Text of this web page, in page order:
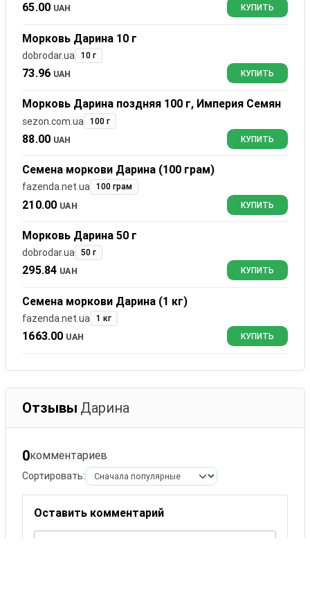
65.00 UAH КУПИТЬ
Морковь Дарина 10 г
dobrodar.ua 10 г
73.96 UAH КУПИТЬ
Морковь Дарина поздняя 100 г, Империя Семян
sezon.com.ua 100 г
88.00 UAH КУПИТЬ
Семена моркови Дарина (100 грам)
fazenda.net.ua 100 грам
210.00 UAH КУПИТЬ
Морковь Дарина 50 г
dobrodar.ua 50 г
295.84 UAH КУПИТЬ
Семена моркови Дарина (1 кг)
fazenda.net.ua 1 кг
1663.00 UAH КУПИТЬ
Отзывы Дарина
0комментариев
Сортировать:
Оставить комментарий